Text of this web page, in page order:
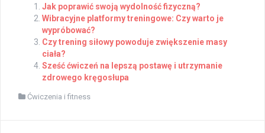
Jak poprawić swoją wydolność fizyczną?
Wibracyjne platformy treningowe: Czy warto je
wypróbować?
Czy trening siłowy powoduje zwiększenie masy
ciała?
Sześć ćwiczeń na lepszą postawę i utrzymanie
zdrowego kręgosłupa
Ćwiczenia i fitness